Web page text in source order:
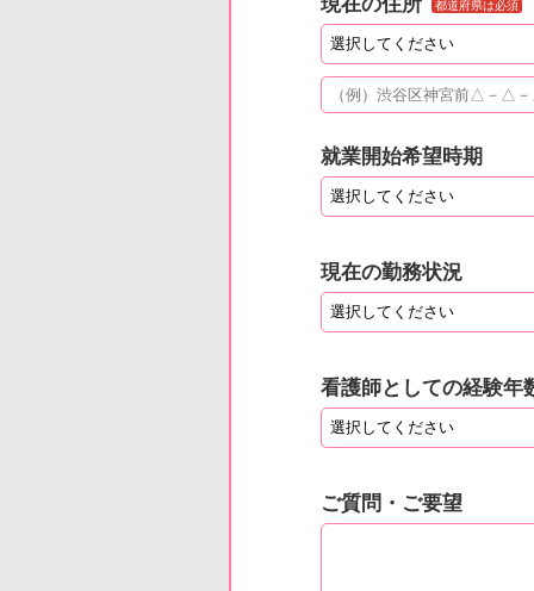
都道府県は必須
就業開始希望時期
現在の勤務状況
看護師としての経験年
ご質問・ご要望